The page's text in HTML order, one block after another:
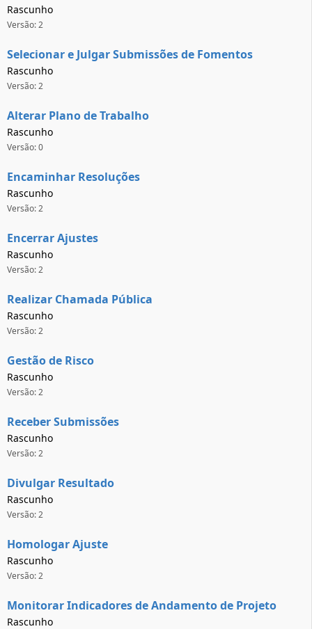
Rascunho
Versão: 2
Selecionar e Julgar Submissões de Fomentos
Rascunho
Versão: 2
Alterar Plano de Trabalho
Rascunho
Versão: 0
Encaminhar Resoluções
Rascunho
Versão: 2
Encerrar Ajustes
Rascunho
Versão: 2
Realizar Chamada Pública
Rascunho
Versão: 2
Gestão de Risco
Rascunho
Versão: 2
Receber Submissões
Rascunho
Versão: 2
Divulgar Resultado
Rascunho
Versão: 2
Homologar Ajuste
Rascunho
Versão: 2
Monitorar Indicadores de Andamento de Projeto
Rascunho